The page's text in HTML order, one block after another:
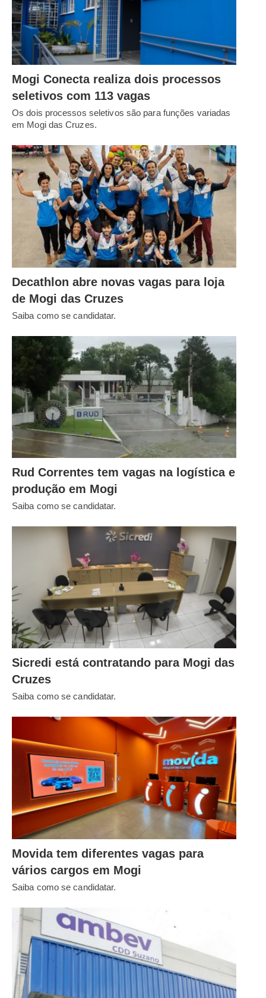
Mogi Conecta realiza dois processos
seletivos com 113 vagas
Os dois processos seletivos são para funções variadas
em Mogi das Cruzes.
Decathlon abre novas vagas para loja
de Mogi das Cruzes
Saiba como se candidatar.
Rud Correntes tem vagas na logística e
produção em Mogi
Saiba como se candidatar.
Sicredi está contratando para Mogi das
Cruzes
Saiba como se candidatar.
Movida tem diferentes vagas para
vários cargos em Mogi
Saiba como se candidatar.